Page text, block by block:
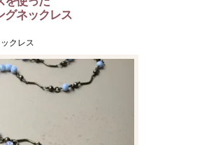
クレス
グネックレス